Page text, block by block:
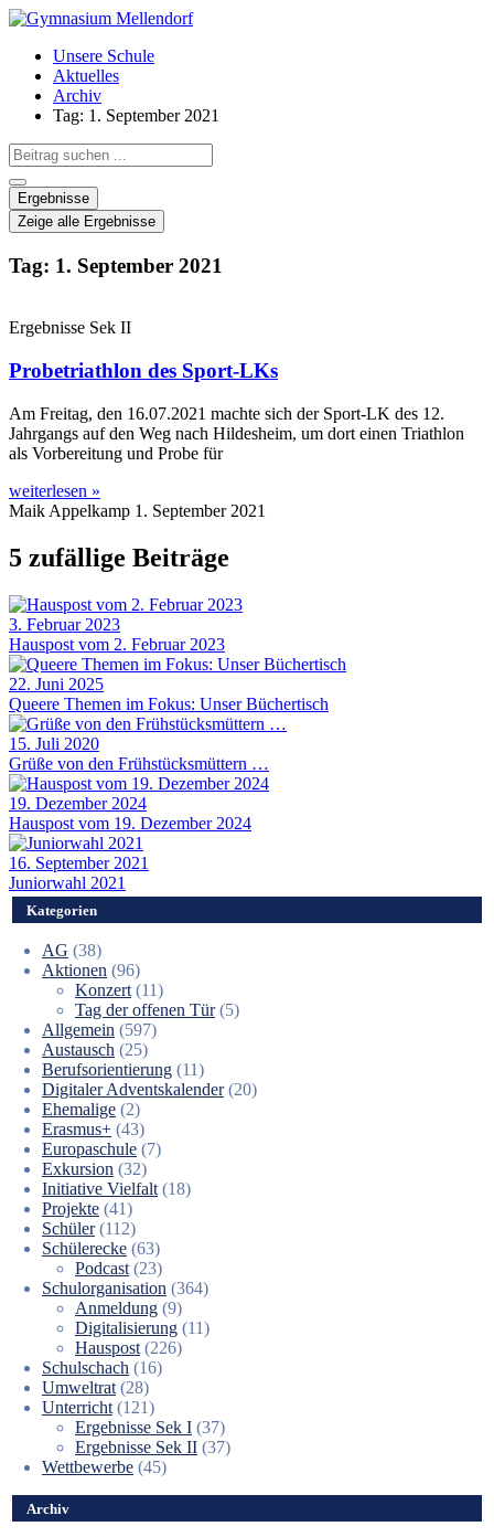
Zum
wechselnUnsere Schule
Aktuelles
Archiv
Tag: 1. September 2021
Search
...
Ergebnisse
Zeige alle Ergebnisse
Tag: 1. September 2021
Ergebnisse Sek II
Probetriathlon des Sport-LKs
Am Freitag, den 16.07.2021 machte sich der Sport-LK des 12.
Jahrgangs auf den Weg nach Hildesheim, um dort einen Triathlon
als Vorbereitung und Probe für
weiterlesen »
Maik Appelkamp 1. September 2021
5 zufällige Beiträge
3. Februar 2023
Hauspost vom 2. Februar 2023
22. Juni 2025
Queere Themen im Fokus: Unser Büchertisch
15. Juli 2020
Grüße von den Frühstücksmüttern …
19. Dezember 2024
Hauspost vom 19. Dezember 2024
16. September 2021
Juniorwahl 2021
Kategorien
AG (38)
Aktionen (96)
Konzert (11)
Tag der offenen Tür(5)
Allgemein (597)
Austausch (25)
Berufsorientierung (11)
Digitaler Adventskalender(20)
Ehemalige (2)
Erasmus+ (43)
Europaschule (7)
Exkursion (32)
Initiative Vielfalt (18)
Projekte (41)
Schüler(112)
Schülerecke (63)
Podcast (23)
Schulorganisation (364)
Anmeldung (9)
Digitalisierung (11)
Hauspost (226)
Schulschach (16)
Umweltrat (28)
Unterricht (121)
Ergebnisse Sek I (37)
Ergebnisse Sek II (37)
Wettbewerbe (45)
Archiv